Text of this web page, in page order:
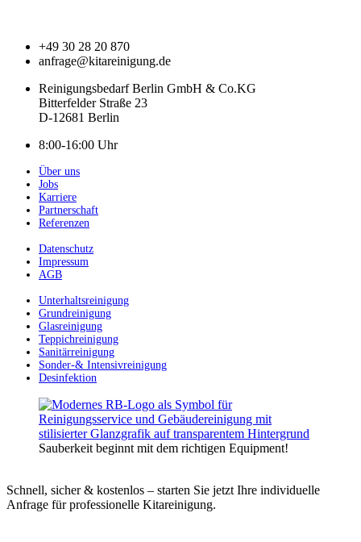
+49 30 28 20 870
anfrage@kitareinigung.de
Reinigungsbedarf Berlin GmbH & Co.KG
Bitterfelder Straße 23
D-12681 Berlin
8:00-16:00 Uhr
Über uns
Jobs
Karriere
Partnerschaft
Referenzen
Datenschutz
Impressum
AGB
Unterhaltsreinigung
Grundreinigung
Glasreinigung
Teppichreinigung
Sanitärreinigung
Sonder-& Intensivreinigung
Desinfektion
Sauberkeit beginnt mit dem richtigen Equipment!
Schnell, sicher & kostenlos – starten Sie jetzt Ihre individuelle
Anfrage für professionelle Kitareinigung.